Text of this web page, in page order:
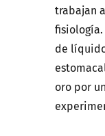
trabajan
fisiología.
de
oro por